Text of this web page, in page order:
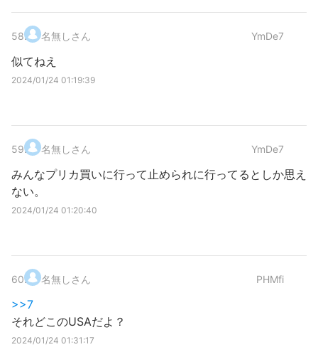
58. 名無しさん YmDe7
似てねえ
2024/01/24 01:19:39
59. 名無しさん YmDe7
みんなプリカ買いに行って止められに行ってるとしか思え
ない。
2024/01/24 01:20:40
60. 名無しさん PHMfi
>>7
それどこのUSAだよ？
2024/01/24 01:31:17